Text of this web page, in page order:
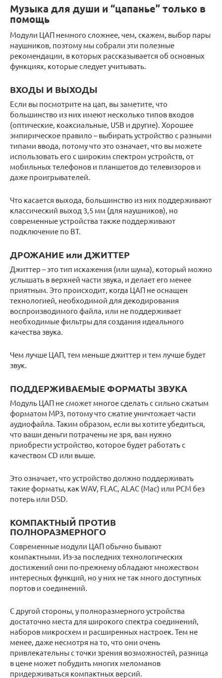
Музыка для души и “цапанье” только в
помощь
Модули ЦАП немного сложнее, чем, скажем, выбор пары
наушников, поэтому мы собрали эти полезные
рекомендации, в которых рассказывается об основных
функциях, которые следует учитывать.
ВХОДЫ И ВЫХОДЫ
Если вы посмотрите на цап, вы заметите, что
большинство из них имеют несколько типов входов
(оптические, коаксиальные, USB и другие). Хорошее
эмпирическое правило – выбирать устройство с разными
типами ввода, потому что это означает, что вы можете
использовать его с широким спектром устройств, от
мобильных телефонов и планшетов до телевизоров и
даже проигрывателей.
Что касается выхода, большинство из них поддерживают
классический выход 3,5 мм (для наушников), но
современные устройства также поддерживают
подключение по BT.
ДРОЖАНИЕ или ДЖИТТЕР
Джиттер – это тип искажения (или шума), который можно
услышать в верхней части звука, и делает его менее
приятным. Это происходит, когда ЦАП не оснащен
технологией, необходимой для декодирования
воспроизводимого файла, или не поддерживает
необходимые фильтры для создания идеального
качества звука.
Чем лучше ЦАП, тем меньше джиттер и тем лучше будет
звук.
ПОДДЕРЖИВАЕМЫЕ ФОРМАТЫ ЗВУКА
Модуль ЦАП не сможет многое сделать с сильно сжатым
форматом MP3, потому что сжатие уничтожает части
аудиофайла. Таким образом, если вы хотите убедиться,
что ваши деньги потрачены не зря, вам нужно
приобрести устройство, которое будет работать с
качеством CD или выше.
Это означает, что устройство должно поддерживать
такие форматы, как WAV, FLAC, ALAC (Mac) или PCM без
потерь или DSD.
КОМПАКТНЫЙ ПРОТИВ
ПОЛНОРАЗМЕРНОГО
Современные модули ЦАП обычно бывают
компактными. Из-за последних технологических
достижений они по-прежнему обладают множеством
интересных функций, но у них не так много доступных
портов и соединений.
С другой стороны, у полноразмерного устройства
достаточно места для широкого спектра соединений,
наборов микросхем и расширенных настроек. Тем не
менее, даже несмотря на то, что они очень
привлекательны с точки зрения возможностей, разница
в цене может побудить многих меломанов
придерживаться компактных версий.